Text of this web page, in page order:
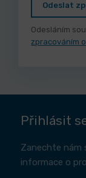
Odeslat
Odesláním
zpracováním
Přihlásit
Zanechte nám
informace o